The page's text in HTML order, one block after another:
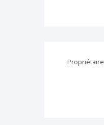
Propriétaire